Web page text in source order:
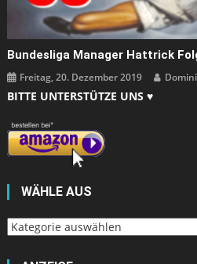
Bundesliga Manager Hattrick
Freitag, 20. Dezember 2019
BITTE UNTERSTÜTZE UNS ♥
WÄHLE AUS
Wähle